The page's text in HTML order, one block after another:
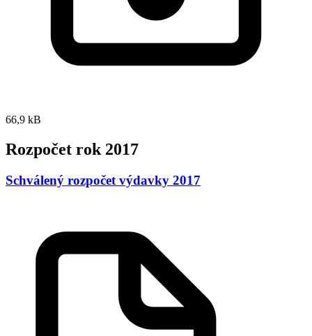
66,9 kB
Rozpočet rok 2017
Schválený rozpočet výdavky 2017